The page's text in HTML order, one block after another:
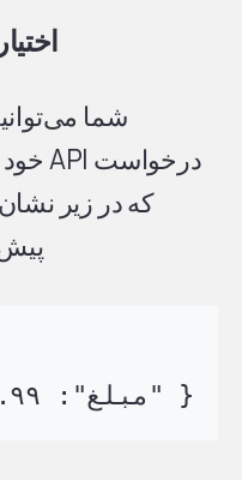
شما
که در زیر
{ "مبلغ": ۴۹.۹۹، "ارز": "USDT"، "طول عمر": ۳۰، "پوشش زیر پرداخت": ۱۰، "هزینه پرداخت شده توسط پرداخت کننده": true }